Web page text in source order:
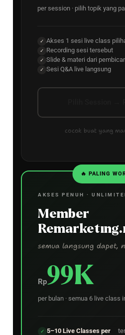
per session · pilih topik yang
✓ Akses 1 sesi live class
✓ Recording sesi tersebut
✓ Slide & materi dari
✓ Sesi Q&A live langsung
cocok buat yang
🔥 PALING
AKSES PENUH ·
Member
semua langsung dapet,
Rp99K
per bulan · semua 6 live class
✓ 5–10 Live Classes per